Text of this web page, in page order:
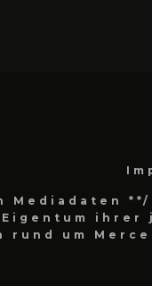
Mediadaten **/
ihrer
um